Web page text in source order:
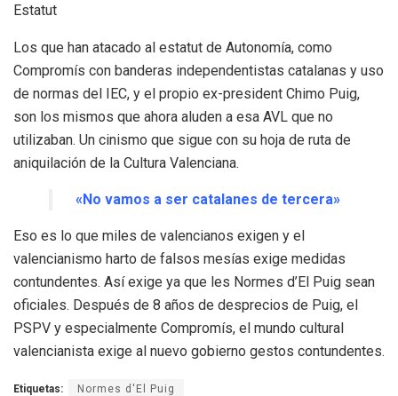
Estatut
Los que han atacado al estatut de Autonomía, como
Compromís con banderas independentistas catalanas y uso
de normas del IEC, y el propio ex-president Chimo Puig,
son los mismos que ahora aluden a esa AVL que no
utilizaban. Un cinismo que sigue con su hoja de ruta de
aniquilación de la Cultura Valenciana.
«No vamos a ser catalanes de tercera»
Eso es lo que miles de valencianos exigen y el
valencianismo harto de falsos mesías exige medidas
contundentes. Así exige ya que les Normes d’El Puig sean
oficiales. Después de 8 años de desprecios de Puig, el
PSPV y especialmente Compromís, el mundo cultural
valencianista exige al nuevo gobierno gestos contundentes.
Etiquetas: Normes d'El Puig